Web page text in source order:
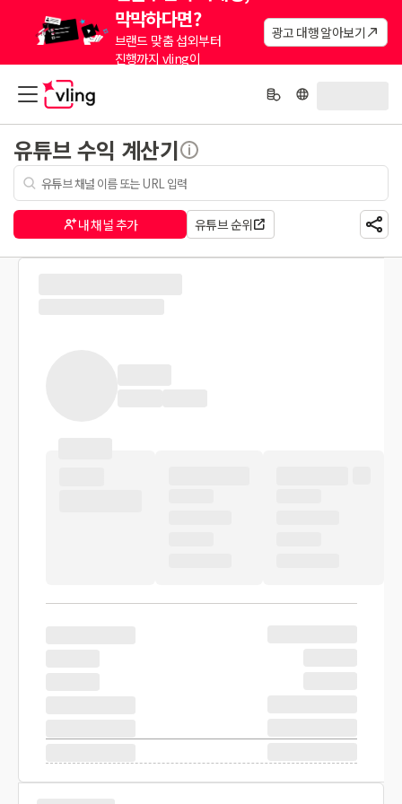
막막하다면?
브랜드 맞춤 섭외부터
진행까지 vling이
광고 대행 알아보기
유튜브 수익 계산기
내 채널 추가 유튜브 순위